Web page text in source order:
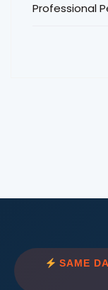
Professional
SAME